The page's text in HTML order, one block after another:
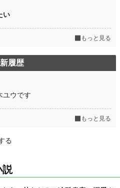
い
もっと見る
履歴
ユウです
もっと見る
る
説